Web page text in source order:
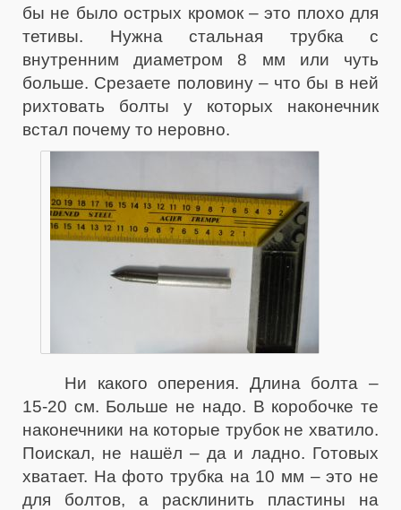
бы не было острых кромок – это плохо для
тетивы. Нужна стальная трубка с
внутренним диаметром 8 мм или чуть
больше. Срезаете половину – что бы в ней
рихтовать болты у которых наконечник
встал почему то неровно.
Ни какого оперения. Длина болта –
15-20 см. Больше не надо. В коробочке те
наконечники на которые трубок не хватило.
Поискал, не нашёл – да и ладно. Готовых
хватает. На фото трубка на 10 мм – это не
для болтов, а расклинить пластины на